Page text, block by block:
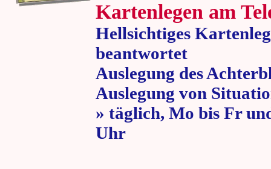
Kartenlegen am
Hellsichtiges
beantwortet
Auslegung des
Auslegung von
» täglich, Mo bis Fr
Uhr » 80